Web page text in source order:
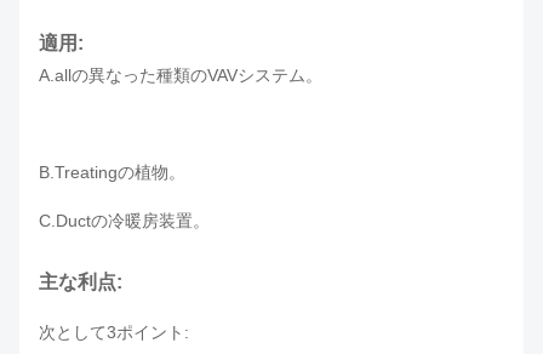
適用:
A.allの異なった種類のVAVシステム。
B.Treatingの植物。
C.Ductの冷暖房装置。
主な利点:
次として3ポイント: